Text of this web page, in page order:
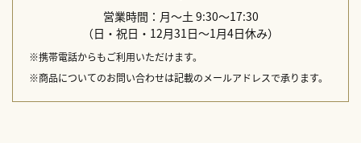
営業時間：月～土 9:30～17:30
（日・祝日・12月31日～1月4日休み）
※携帯電話からもご利用いただけます。
※商品についてのお問い合わせは記載のメールアドレスで承ります。